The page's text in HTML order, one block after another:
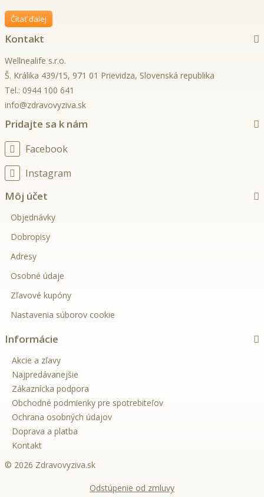
Čítať ďalej
Kontakt
Wellnealife s.r.o.
Š. Králika 439/15, 971 01 Prievidza, Slovenská republika
Tel.: 0944 100 641
info@zdravovyziva.sk
Pridajte sa k nám
Facebook
Instagram
Môj účet
Objednávky
Dobropisy
Adresy
Osobné údaje
Zľavové kupóny
Nastavenia súborov cookie
Informácie
Akcie a zľavy
Najpredávanejšie
Zákaznícka podpora
Obchodné podmienky pre spotrebiteľov
Ochrana osobných údajov
Doprava a platba
Kontakt
© 2026 Zdravovyziva.sk
Odstúpenie od zmluvy